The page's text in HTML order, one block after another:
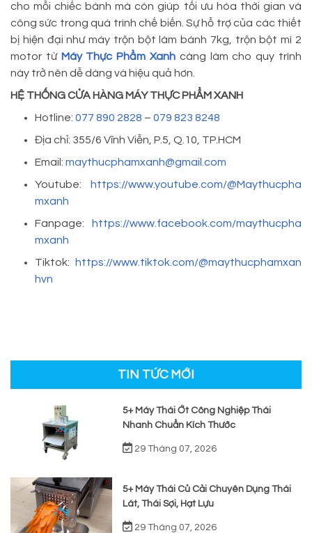
cho mỗi chiếc bánh mà còn giúp tối ưu hóa thời gian và
công sức trong quá trình chế biến. Sự hỗ trợ của các thiết
bị hiện đại như máy trộn bột làm bánh 7kg, trộn bột mì 2
motor từ Máy Thực Phẩm Xanh càng làm cho quy trình
này trở nên dễ dàng và hiệu quả hơn.
HỆ THỐNG CỬA HÀNG MÁY THỰC PHẨM XANH
Hotline: 077 890 2828 – 079 823 8248
Địa chỉ: 355/6 Vĩnh Viễn, P.5, Q.10, TP.HCM
Email: maythucphamxanh@gmail.com
Youtube: https://www.youtube.com/@Maythucpha
mxanh
Fanpage: https://www.facebook.com/maythucpha
mxanh
Tiktok: https://www.tiktok.com/@maythucphamxan
hvn
TIN TỨC MỚI
5+ Máy Thái Ớt Công Nghiệp Thái
Nhanh Chuẩn Kích Thước
29 Tháng 07, 2026
5+ Máy Thái Củ Cải Chuyên Dụng Thái
Lát, Thái Sợi, Hạt Lựu
29 Tháng 07, 2026